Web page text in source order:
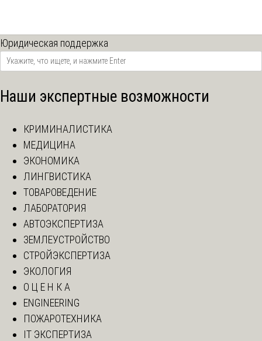
Юридическая поддержка
Наши экспертные возможности
КРИМИНАЛИСТИКА
МЕДИЦИНА
ЭКОНОМИКА
ЛИНГВИСТИКА
ТОВАРОВЕДЕНИЕ
ЛАБОРАТОРИЯ
АВТОЭКСПЕРТИЗА
ЗЕМЛЕУСТРОЙСТВО
СТРОЙЭКСПЕРТИЗА
ЭКОЛОГИЯ
О Ц Е Н К А
ENGINEERING
ПОЖАРОТЕХНИКА
IT ЭКСПЕРТИЗА